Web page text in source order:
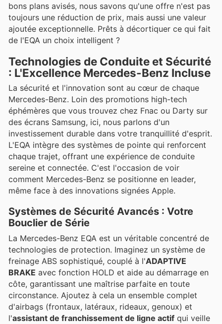
bons plans avisés, nous savons qu'une offre n'est pas
toujours une réduction de prix, mais aussi une valeur
ajoutée exceptionnelle. Prêts à décortiquer ce qui fait
de l'EQA un choix intelligent ?
Technologies de Conduite et Sécurité
: L'Excellence Mercedes-Benz Incluse
La sécurité et l'innovation sont au cœur de chaque
Mercedes-Benz. Loin des promotions high-tech
éphémères que vous trouvez chez Fnac ou Darty sur
des écrans Samsung, ici, nous parlons d'un
investissement durable dans votre tranquillité d'esprit.
L'EQA intègre des systèmes de pointe qui renforcent
chaque trajet, offrant une expérience de conduite
sereine et connectée. C'est l'occasion de voir
comment Mercedes-Benz se positionne en leader,
même face à des innovations signées Apple.
Systèmes de Sécurité Avancés : Votre
Bouclier de Série
La Mercedes-Benz EQA est un véritable concentré de
technologies de protection. Imaginez un système de
freinage ABS sophistiqué, couplé à l'ADAPTIVE
BRAKE avec fonction HOLD et aide au démarrage en
côte, garantissant une maîtrise parfaite en toute
circonstance. Ajoutez à cela un ensemble complet
d'airbags (frontaux, latéraux, rideaux, genoux) et
l'assistant de franchissement de ligne actif qui veille